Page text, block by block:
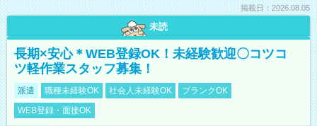
掲載日：2026.08.05
未読
長期×安心＊WEB登録OK！未経験歓迎〇コツコ
ツ軽作業スタッフ募集！
派遣 職種未経験OK 社会人未経験OK
ブランクOK
WEB登録・面接OK